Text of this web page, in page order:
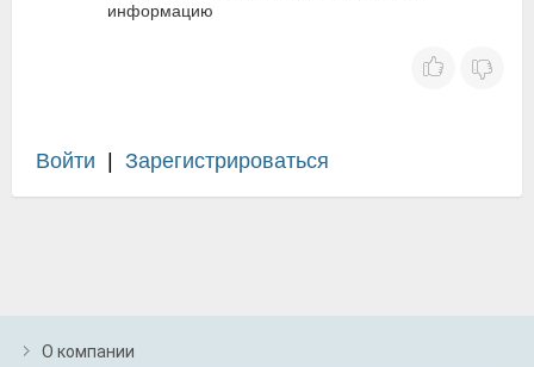
информацию
Войти Зарегистрироваться
О компании